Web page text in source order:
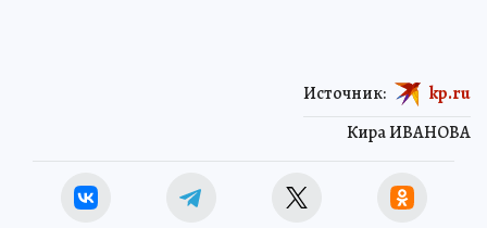
Кира ИВАНОВА
Источник: kp.ru